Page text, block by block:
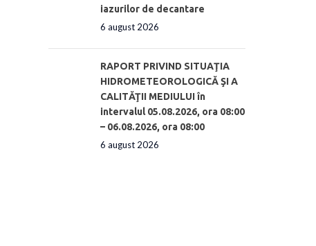
iazurilor de decantare
6 august 2026
RAPORT PRIVIND SITUAŢIA
HIDROMETEOROLOGICĂ ŞI A
CALITĂŢII MEDIULUI în
intervalul 05.08.2026, ora 08:00
– 06.08.2026, ora 08:00
6 august 2026